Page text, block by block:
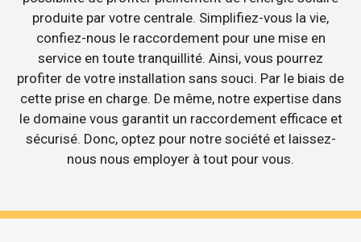
produite par votre centrale. Simplifiez-vous la vie,
confiez-nous le raccordement pour une mise en
service en toute tranquillité. Ainsi, vous pourrez
profiter de votre installation sans souci. Par le biais de
cette prise en charge. De même, notre expertise dans
le domaine vous garantit un raccordement efficace et
sécurisé. Donc, optez pour notre société et laissez-
nous nous employer à tout pour vous.